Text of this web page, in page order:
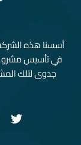
أسسنا هذه
في تأسيس
جدوى لتلك